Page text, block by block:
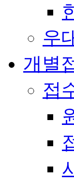
우
개별
접